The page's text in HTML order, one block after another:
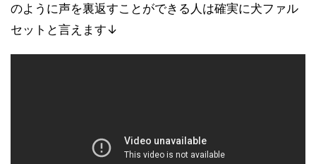
のように声を裏返すことができる人は確実に犬ファル
セットと言えます↓